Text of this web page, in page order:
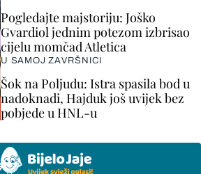
Pogledajte majstoriju: Joško
Gvardiol jednim potezom izbrisao
cijelu momčad Atletica
U SAMOJ ZAVRŠNICI
Šok na Poljudu: Istra spasila bod u
nadoknadi, Hajduk još uvijek bez
pobjede u HNL-u